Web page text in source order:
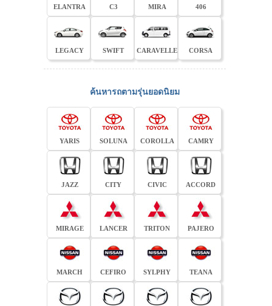
ELANTRA C3 MIRA 406
LEGACY SWIFT CARAVELLE CORSA
ค้นหารถตามรุ่นยอดนิยม
YARIS SOLUNA COROLLA CAMRY
JAZZ CITY CIVIC ACCORD
MIRAGE LANCER TRITON PAJERO
MARCH CEFIRO SYLPHY TEANA